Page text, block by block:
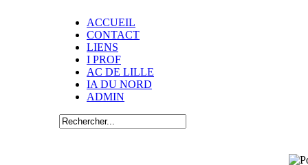
ACCUEIL
CONTACT
LIENS
I PROF
AC DE LILLE
IA DU NORD
ADMIN